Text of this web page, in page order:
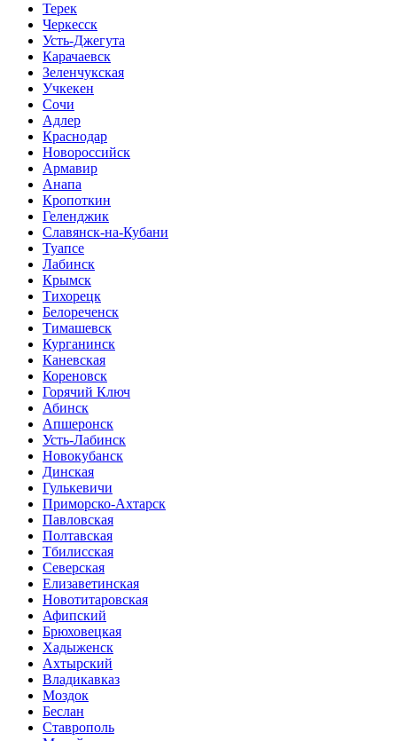
Терек
Черкесск
Усть-Джегута
Карачаевск
Зеленчукская
Учкекен
Сочи
Адлер
Краснодар
Новороссийск
Армавир
Анапа
Кропоткин
Геленджик
Славянск-на-Кубани
Туапсе
Лабинск
Крымск
Тихорецк
Белореченск
Тимашевск
Курганинск
Каневская
Кореновск
Горячий Ключ
Абинск
Апшеронск
Усть-Лабинск
Новокубанск
Динская
Гулькевичи
Приморско-Ахтарск
Павловская
Полтавская
Тбилисская
Северская
Елизаветинская
Новотитаровская
Афипский
Брюховецкая
Хадыженск
Ахтырский
Владикавказ
Моздок
Беслан
Ставрополь